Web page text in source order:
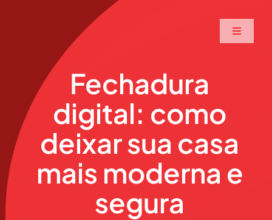
Toggle
Serviços
Soluções
Fechadura
digital: como
deixar sua casa
mais moderna e
segura